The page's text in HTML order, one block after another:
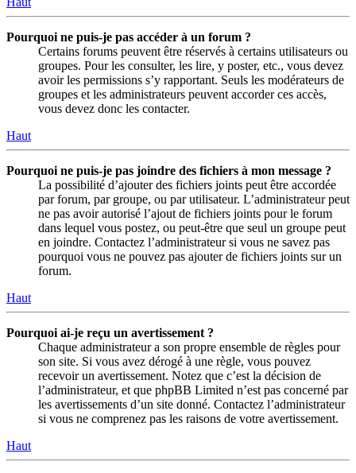
Pourquoi ne puis-je pas accéder à un forum ?
Certains forums peuvent être réservés à certains utilisateurs ou
groupes. Pour les consulter, les lire, y poster, etc., vous devez
avoir les permissions s’y rapportant. Seuls les modérateurs de
groupes et les administrateurs peuvent accorder ces accès,
vous devez donc les contacter.
Haut
Pourquoi ne puis-je pas joindre des fichiers à mon message ?
La possibilité d’ajouter des fichiers joints peut être accordée
par forum, par groupe, ou par utilisateur. L’administrateur peut
ne pas avoir autorisé l’ajout de fichiers joints pour le forum
dans lequel vous postez, ou peut-être que seul un groupe peut
en joindre. Contactez l’administrateur si vous ne savez pas
pourquoi vous ne pouvez pas ajouter de fichiers joints sur un
forum.
Haut
Pourquoi ai-je reçu un avertissement ?
Chaque administrateur a son propre ensemble de règles pour
son site. Si vous avez dérogé à une règle, vous pouvez
recevoir un avertissement. Notez que c’est la décision de
l’administrateur, et que phpBB Limited n’est pas concerné par
les avertissements d’un site donné. Contactez l’administrateur
si vous ne comprenez pas les raisons de votre avertissement.
Haut